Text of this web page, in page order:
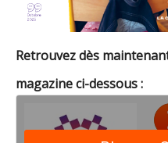
Retrouvez dès
magazine ci-dessous :